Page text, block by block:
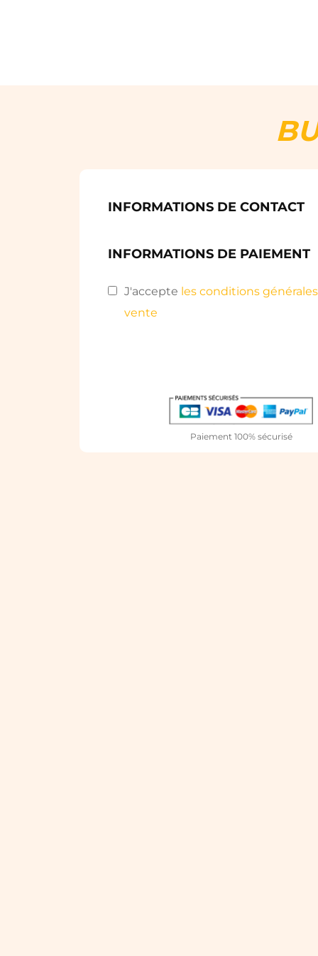
INFORMATIONS DE CONTACT
INFORMATIONS DE PAIEMENT
J'accepte les conditions
vente
Paiement 100% sécurisé